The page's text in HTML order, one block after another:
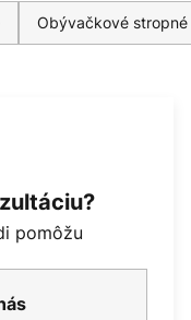
Obývačkové
pomôžu